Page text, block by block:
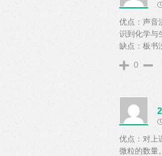
优点：声音
识到化学与
缺点：板书
0
优点：对上
微粒的数量